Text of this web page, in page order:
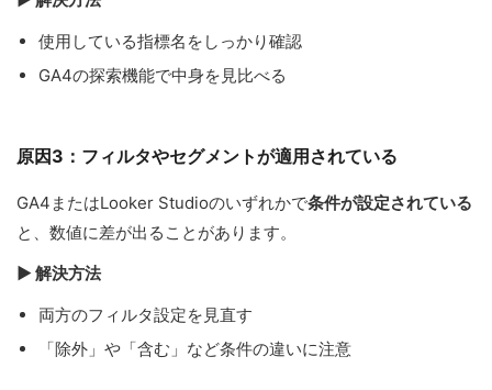
使用している指標名をしっかり確認
GA4の探索機能で中身を見比べる
原因3：フィルタやセグメントが適用されている
GA4またはLooker Studioのいずれかで条件が設定されている
と、数値に差が出ることがあります。
▶ 解決方法
両方のフィルタ設定を見直す
「除外」や「含む」など条件の違いに注意